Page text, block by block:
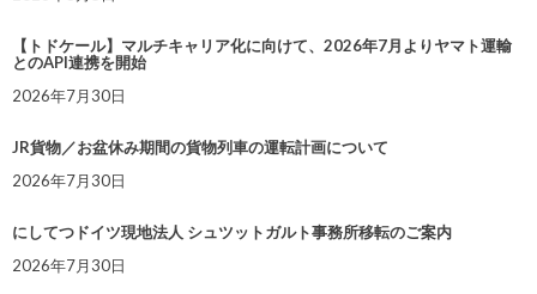
【トドケール】マルチキャリア化に向けて、2026年7月よりヤマト運輸
とのAPI連携を開始
2026年7月30日
JR貨物／お盆休み期間の貨物列車の運転計画について
2026年7月30日
にしてつドイツ現地法人 シュツットガルト事務所移転のご案内
2026年7月30日